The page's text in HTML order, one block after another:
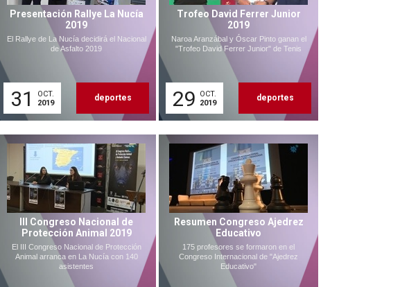
Presentación Rallye La Nucía
2019
El Rallye de La Nucía decidirá el Nacional
de Asfalto 2019
31
OCT.
2019
deportes
Trofeo David Ferrer Junior
2019
Naroa Aranzábal y Óscar Pinto ganan el
"Trofeo David Ferrer Junior" de Tenis
29
OCT.
2019
deportes
III Congreso Nacional de
Protección Animal 2019
El III Congreso Nacional de Protección
Animal arranca en La Nucía con 140
asistentes
Resumen Congreso Ajedrez
Educativo
175 profesores se formaron en el
Congreso Internacional de "Ajedrez
Educativo"